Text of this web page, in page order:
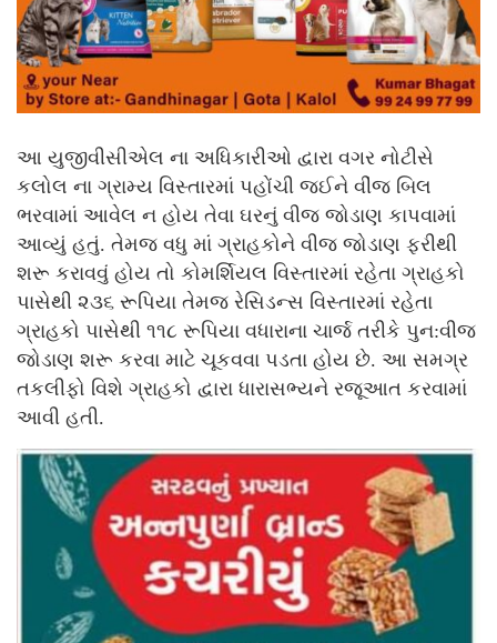
આ યુજીવીસીએલ ના અધિકારીઓ દ્વારા વગર નોટીસે
કલોલ ના ગ્રામ્ય વિસ્તારમાં પહોંચી જઈને વીંજ બિલ
ભરવામાં આવેલ ન હોય તેવા ઘરનું વીજ જોડાણ કાપવામાં
આવ્યું હતું. તેમજ વધુ માં ગ્રાહકોને વીજ જોડાણ ફરીથી
શરૂ કરાવવું હોય તો કોમર્શિયલ વિસ્તારમાં રહેતા ગ્રાહકો
પાસેથી ૨૩૬ રૂપિયા તેમજ રેસિડન્સ વિસ્તારમાં રહેતા
ગ્રાહકો પાસેથી ૧૧૮ રૂપિયા વધારાના ચાર્જ તરીકે પુન:વીજ
જોડાણ શરૂ કરવા માટે ચૂકવવા પડતા હોય છે. આ સમગ્ર
તકલીફો વિશે ગ્રાહકો દ્વારા ધારાસભ્યને રજૂઆત કરવામાં
આવી હતી.